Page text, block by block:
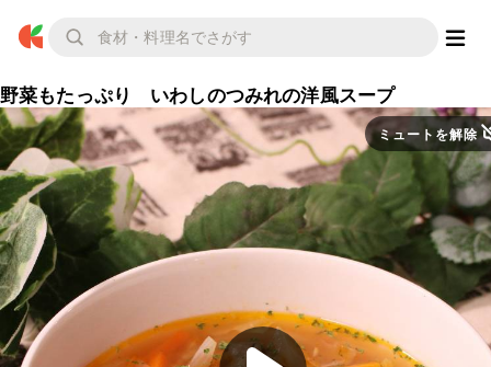
野菜もたっぷり いわしのつみれの洋風スープ
ミュートを解除